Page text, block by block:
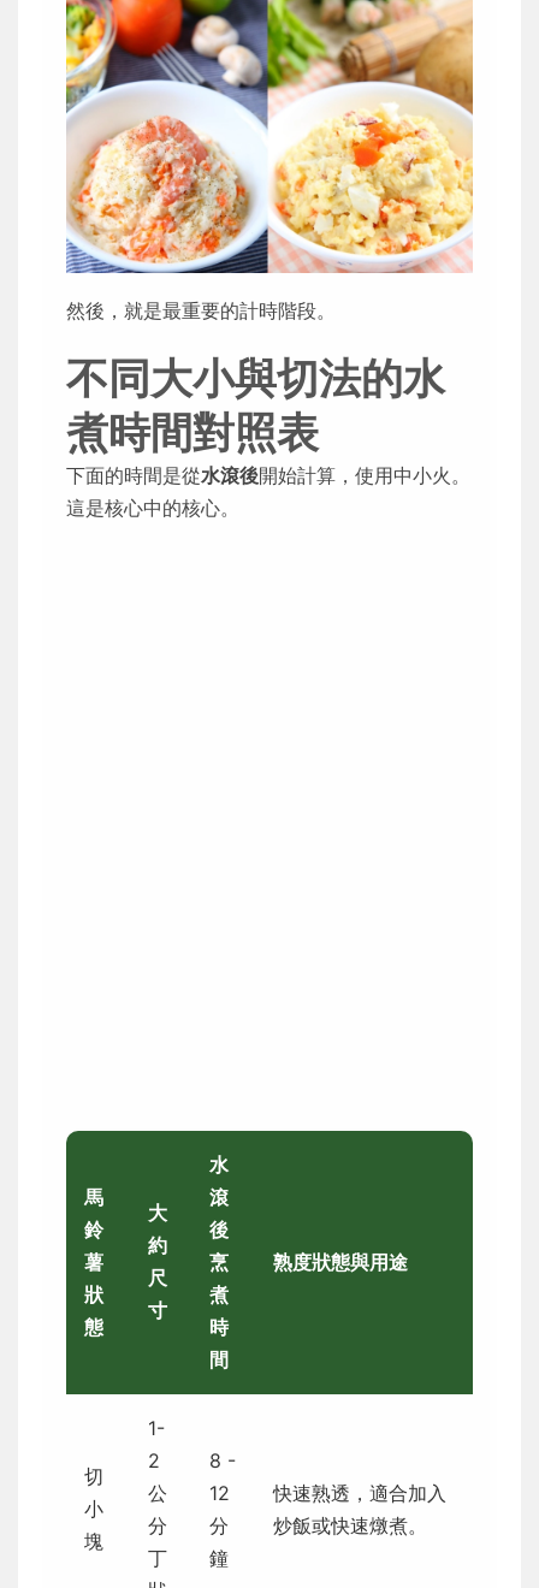
然後，就是最重要的計時階段。
不同大小與切法的水
煮時間對照表
下面的時間是從水滾後開始計算，使用中小火。
這是核心中的核心。
馬
鈴
薯
狀
態
大
約
尺
寸
水
滾
後
烹
煮
時
間
熟度狀態與用途
切
小
塊
1-
2
公
分
丁
8 -
12
分
鐘
快速熟透，適合加入
炒飯或快速燉煮。